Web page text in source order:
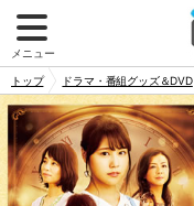
メニュー
トップ ドラマ・番組グッズ＆DVD